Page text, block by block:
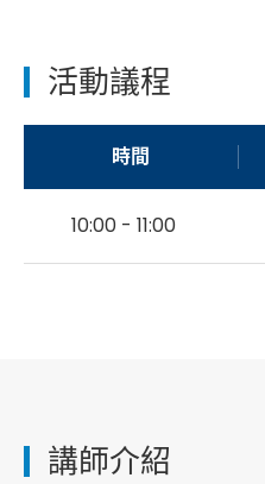
活動議程
時間
10:00 - 11:00
講師介紹